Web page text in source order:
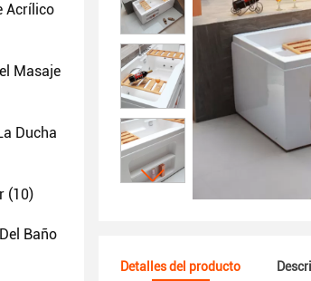
Acrílico
Masaje
Ducha
(10)
Baño
Detalles del producto